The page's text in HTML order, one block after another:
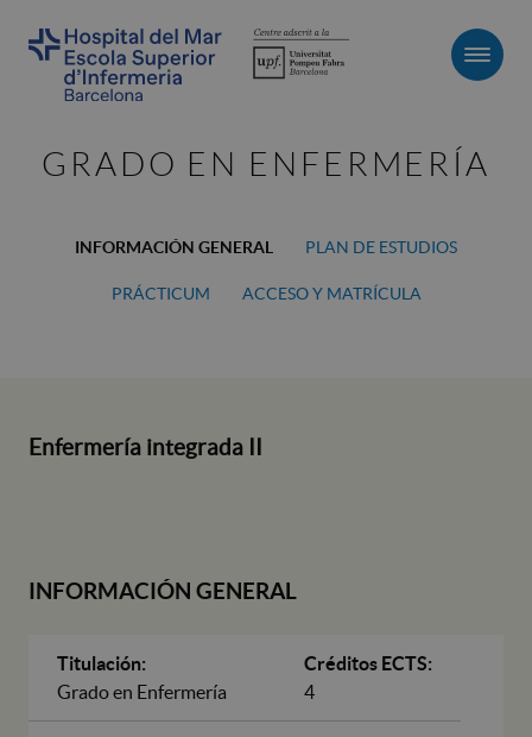
GRADO EN ENFERMERÍA
INFORMACIÓN GENERAL PLAN DE ESTUDIOS
PRÁCTICUM ACCESO Y MATRÍCULA
Enfermería integrada II
INFORMACIÓN GENERAL
Titulación:
Grado en Enfermería
Créditos ECTS:
4